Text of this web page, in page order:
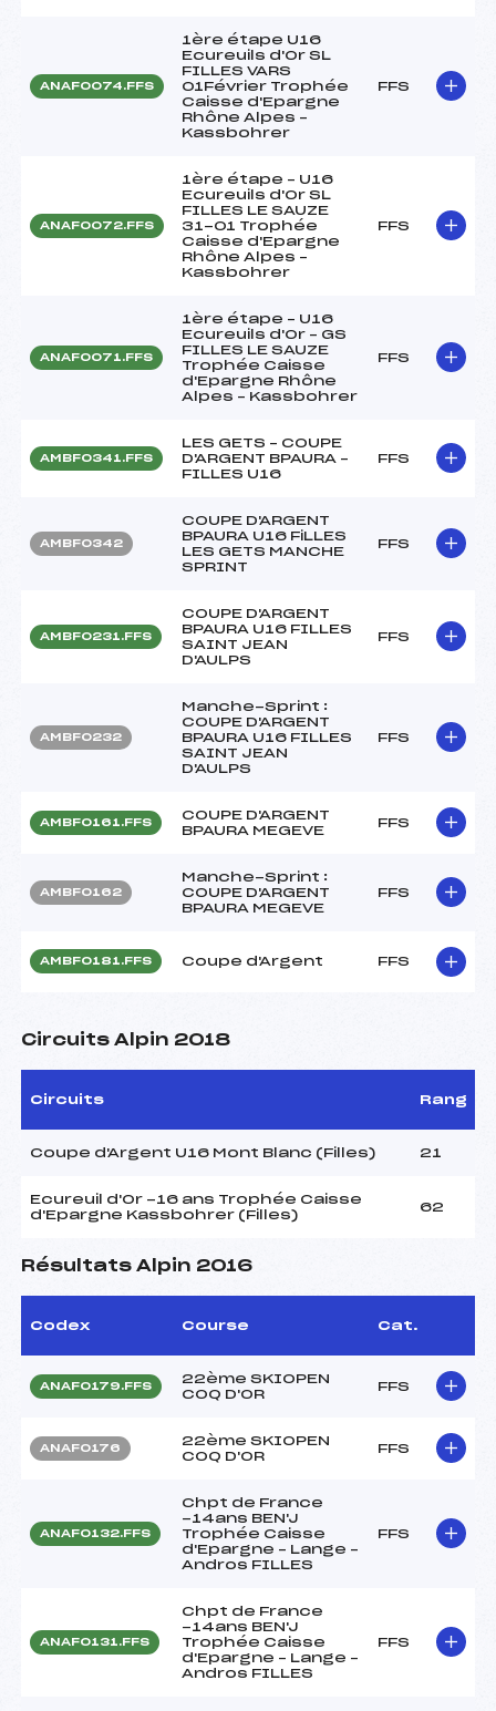
ANAF0074.FFS
1ère étape U16
Ecureuils d'Or SL
FILLES VARS
01Février Trophée
Caisse d'Epargne
Rhône Alpes –
Kassbohrer
FFS
ANAF0072.FFS
1ère étape – U16
Ecureuils d'Or SL
FILLES LE SAUZE
31-01 Trophée
Caisse d'Epargne
Rhône Alpes –
Kassbohrer
FFS
ANAF0071.FFS
1ère étape – U16
Ecureuils d'Or – GS
FILLES LE SAUZE
Trophée Caisse
d'Epargne Rhône
Alpes – Kassbohrer
FFS
AMBF0341.FFS
LES GETS – COUPE
D'ARGENT BPAURA –
FILLES U16
FFS
AMBF0342
COUPE D'ARGENT
BPAURA U16 FiLLES
LES GETS MANCHE
SPRINT
FFS
AMBF0231.FFS
COUPE D'ARGENT
BPAURA U16 FILLES
SAINT JEAN
D'AULPS
FFS
AMBF0232
Manche-Sprint :
COUPE D'ARGENT
BPAURA U16 FILLES
SAINT JEAN
D'AULPS
FFS
AMBF0161.FFS
COUPE D'ARGENT
BPAURA MEGEVE
FFS
AMBF0162
Manche-Sprint :
COUPE D'ARGENT
BPAURA MEGEVE
FFS
AMBF0181.FFS Coupe d'Argent FFS
Circuits Alpin 2018
Circuits Rang
Coupe d'Argent U16 Mont Blanc (Filles) 21
Ecureuil d'Or -16 ans Trophée Caisse
d'Epargne Kassbohrer (Filles)
62
Résultats Alpin 2016
Codex Course Cat.
ANAF0179.FFS
22ème SKIOPEN
COQ D'OR
FFS
ANAF0176
22ème SKIOPEN
COQ D'OR
FFS
ANAF0132.FFS
Chpt de France
-14ans BEN'J
Trophée Caisse
d'Epargne – Lange –
Andros FILLES
FFS
ANAF0131.FFS
Chpt de France
-14ans BEN'J
Trophée Caisse
d'Epargne – Lange –
Andros FILLES
FFS